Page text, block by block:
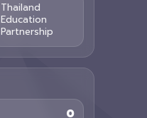
Thailand
Education
Partnership
0